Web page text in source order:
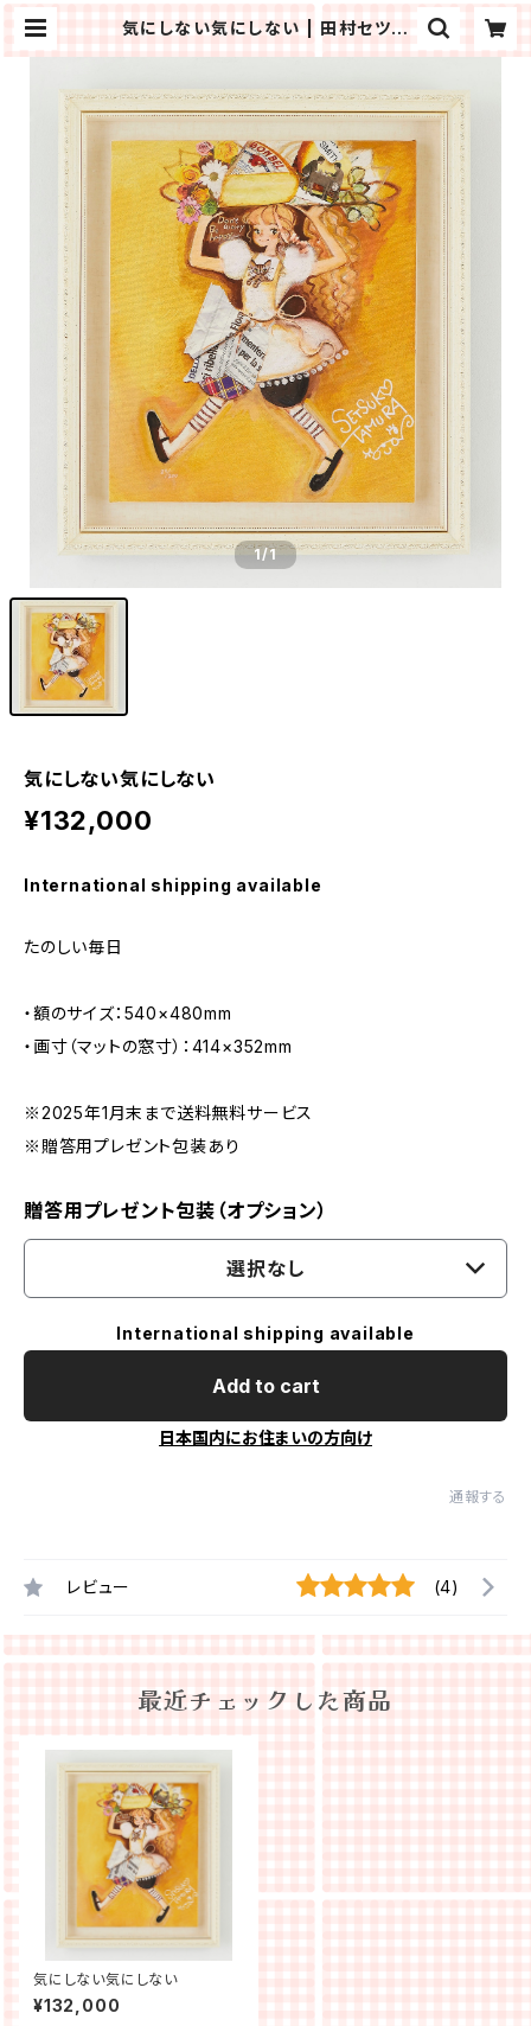
気にしない気にしない | 田村セツコ
1/1
気にしない気にしない
¥132,000
International shipping available
たのしい毎日
・額のサイズ：540×480mm
・画寸（マットの窓寸）：414×352mm
※2025年1月末まで送料無料サービス
※贈答用プレゼント包装あり
贈答用プレゼント包装（オプション）
選択なし
International shipping available
Add to cart
日本国内にお住まいの方向け
通報する
レビュー (4)
最近チェックした商品
気にしない気にしない
¥132,000